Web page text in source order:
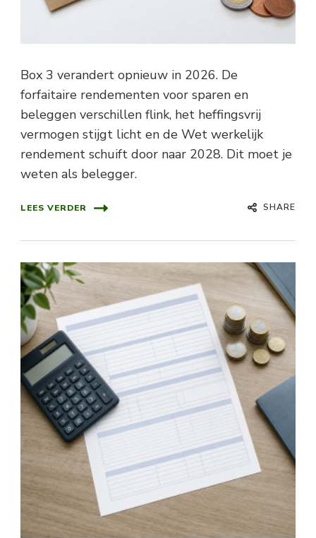
Box 3 verandert opnieuw in 2026. De
forfaitaire rendementen voor sparen en
beleggen verschillen flink, het heffingsvrij
vermogen stijgt licht en de Wet werkelijk
rendement schuift door naar 2028. Dit moet je
weten als belegger.
LEES VERDER SHARE